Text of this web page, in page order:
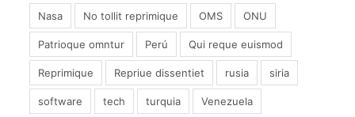
El ISSFA es junto al ISSPOL (Instituto de Seguridad
Social de la Policía) y el IESS (Instituto Ecuatoriano de
Seguridad Social, los tres sistemas de aseguramiento
que existen en Ecuador. En el caso del ISSFA, el
gobierno desembolsa el mayor porcentaje de recursos
para su subsistencia y, además, en la Constitución se
incluye un artículo que garantiza ese mantenimiento.
De hecho, una de las enmiendas aprobadas el 3 de
Nasa No tollit reprimique OMS ONU
Patrioque omntur Perú Qui reque euismod
Reprimique Repriue dissentiet rusia siria
software tech turquia Venezuela